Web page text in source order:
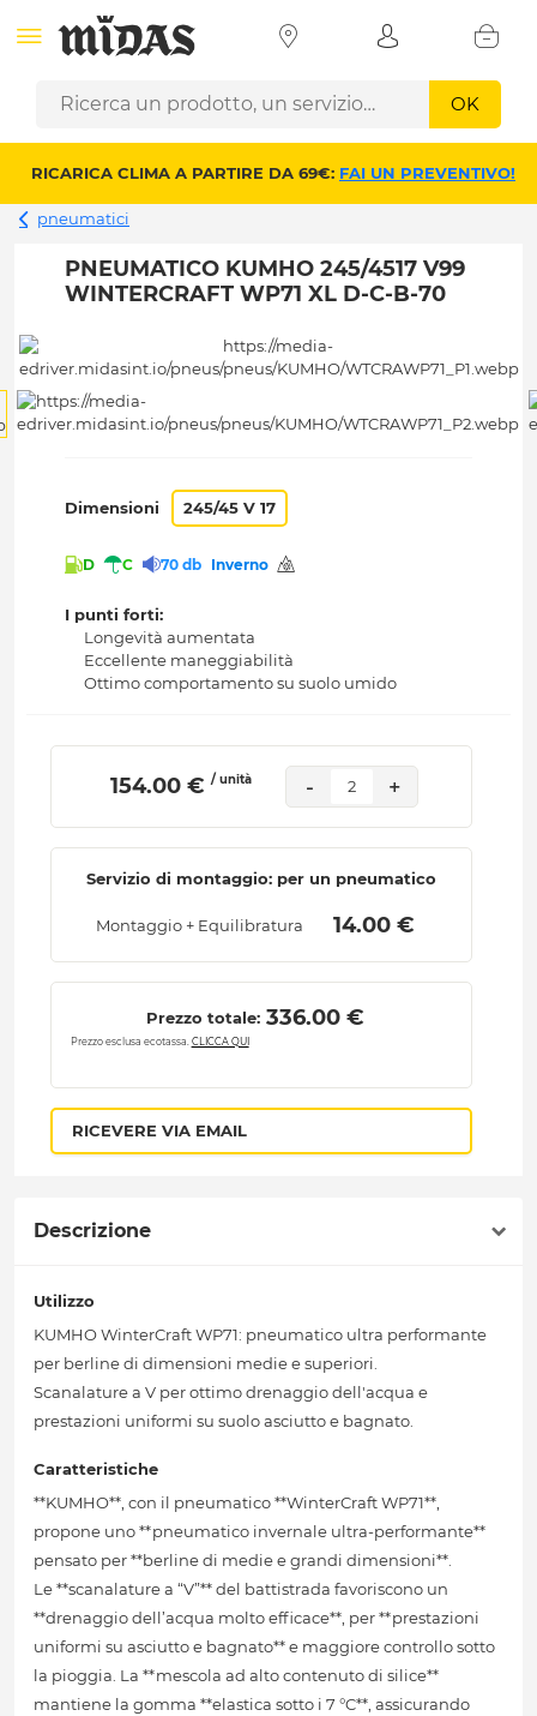
OK
RICARICA CLIMA A PARTIRE DA 69€: FAI UN PREVENTIVO!
pneumatici
PNEUMATICO KUMHO 245/4517 V99
WINTERCRAFT WP71 XL D-C-B-70
Dimensioni 245/45 V 17
D C 70 db Inverno
I punti forti:
Longevità aumentata
Eccellente maneggiabilità
Ottimo comportamento su suolo umido
154.00 € / unità - 2 +
Servizio di montaggio: per un pneumatico
Montaggio + Equilibratura 14.00 €
Prezzo totale: 336.00 €
Prezzo esclusa ecotassa. CLICCA QUI
RICEVERE VIA EMAIL
Descrizione
Utilizzo
KUMHO WinterCraft WP71: pneumatico ultra performante
per berline di dimensioni medie e superiori.
Scanalature a V per ottimo drenaggio dell'acqua e
prestazioni uniformi su suolo asciutto e bagnato.
Caratteristiche
**KUMHO**, con il pneumatico **WinterCraft WP71**,
propone uno **pneumatico invernale ultra-performante**
pensato per **berline di medie e grandi dimensioni**.
Le **scanalature a “V”** del battistrada favoriscono un
**drenaggio dell’acqua molto efficace**, per **prestazioni
uniformi su asciutto e bagnato** e maggiore controllo sotto
la pioggia. La **mescola ad alto contenuto di silice**
mantiene la gomma **elastica sotto i 7 °C**, assicurando